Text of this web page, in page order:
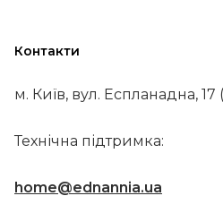
Контакти
м. Київ, вул. Еспланадна,
Технічна підтримка:
home@ednannia.ua